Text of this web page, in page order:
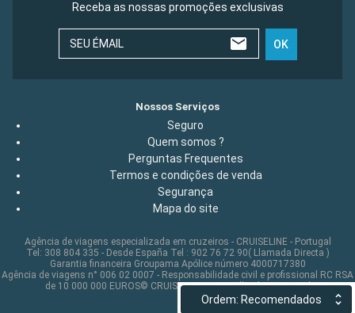
Ordem: Recomendados
Receba as nossas promoções exclusivas
SEU ÉMAIL OK
Nossos Serviços
Seguro
Quem somos ?
Perguntas Frequentes
Termos e condições de venda
Segurança
Mapa do site
Agência de viagens especializada em cruzeiros - CRUISELINE - Portugal
Tel: 308 804 335 - Desde España Tel : 902 76 72 90( Llamada Directa )
Garantia financeira Groupama Apólice número 4000717380
Agência de viagens n° 006 02 0007 - Responsabilidade civil e profissional RC RSA
de 10 000 000 EUROS© CRUISELINE 2026 - all rights reserved